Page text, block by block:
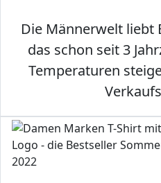
Die Männerwelt liebt
das schon seit 3
Temperaturen